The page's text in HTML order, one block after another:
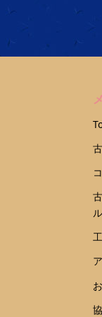
ル